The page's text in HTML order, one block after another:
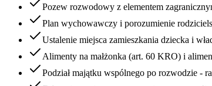
Pozew rozwodowy z elementem
Plan wychowawczy i porozumienie
Ustalenie miejsca zamieszkania dziecka i
Alimenty na małżonka (art. 60 KRO) i
Podział majątku wspólnego po rozwodzie -